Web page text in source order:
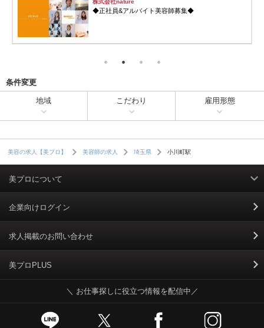
株式会社nature
◆正社員&アルバイト美容師募集◆
条件変更
地域 こだわり 雇用形態
美容の求人【美プロ】 美容師の求人 埼玉県 小川町駅
美プロについて
利用規約
掲載規約
個人情報保護ポリシー
個人情報のお取り扱いについて
Cookieポリシー
企業向けログイン
求人掲載のお問い合わせ
美プロPLUS
＼ お仕事探しに役立つ情報を配信中／